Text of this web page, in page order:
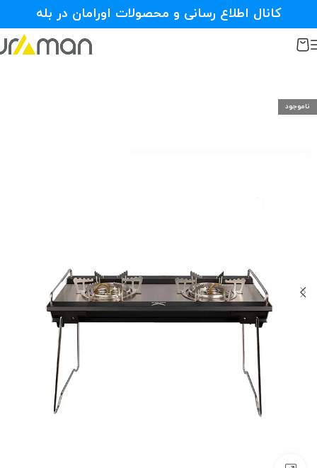
ناموجود
کانال اطلاع رسانی و محصولات اورامان در بله